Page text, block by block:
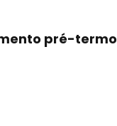
pré-termo